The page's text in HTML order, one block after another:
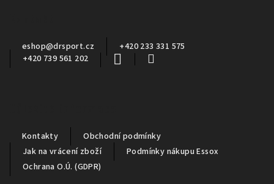
eshop@drsport.cz
+420 233 331 575
+420 739 561 202
Kontakty
Obchodní podmínky
Jak na vrácení zboží
Podmínky nákupu Essox
Ochrana O.Ú. (GDPR)